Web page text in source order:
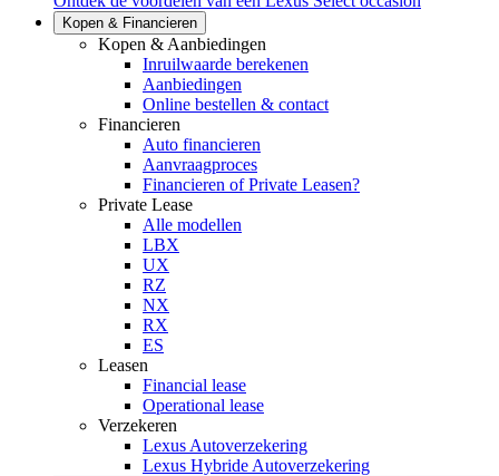
Kopen & Financieren
Kopen & Aanbiedingen
Inruilwaarde berekenen
Aanbiedingen
Online bestellen & contact
Financieren
Auto financieren
Aanvraagproces
Financieren of Private Leasen?
Private Lease
Alle modellen
LBX
UX
RZ
NX
RX
ES
Leasen
Financial lease
Operational lease
Verzekeren
Lexus Autoverzekering
Lexus Hybride Autoverzekering